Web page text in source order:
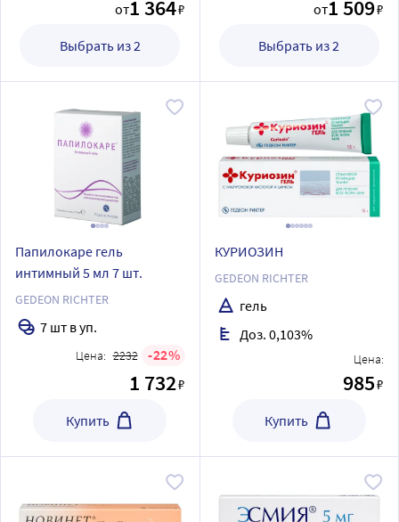
от1 364₽
Выбрать из 2
от1 509₽
Выбрать из 2
Папилокаре гель
интимный 5 мл 7 шт.
GEDEON RICHTER
7 шт в уп.
Цена: 2232 22
1 732₽
Купить
КУРИОЗИН
GEDEON RICHTER
гель
Доз. 0,103%
Цена:
985₽
Купить